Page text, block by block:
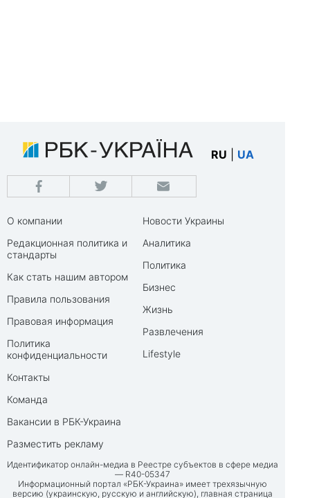
RU UA
О компании
Редакционная политика и
стандарты
Как стать нашим автором
Правила пользования
Правовая информация
Политика
конфиденциальности
Контакты
Команда
Вакансии в РБК-Украина
Разместить рекламу
Новости Украины
Аналитика
Политика
Бизнес
Жизнь
Развлечения
Lifestyle
Идентификатор онлайн-медиа в Реестре субъектов в сфере медиа
— R40-05347
Информационный портал «РБК-Украина» имеет трехязычную
версию (украинскую, русскую и английскую), главная страница